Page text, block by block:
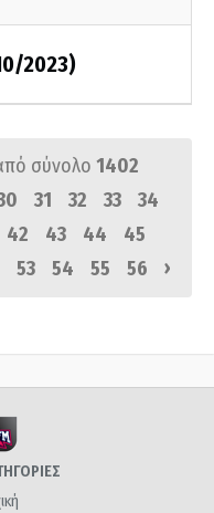
2023)
σύνολο 1402
31 32 33
34
42 43 44
45
53 54 55 56 ›